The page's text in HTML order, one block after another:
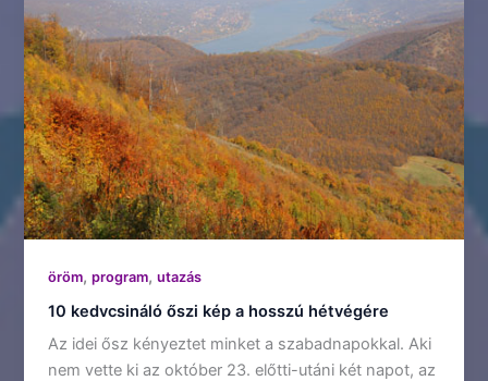
öröm,program,utazás
10 kedvcsináló őszi kép a hosszú hétvégére
Az idei ősz kényeztet minket a szabadnapokkal. Aki
nem vette ki az október 23. előtti-utáni két napot, az